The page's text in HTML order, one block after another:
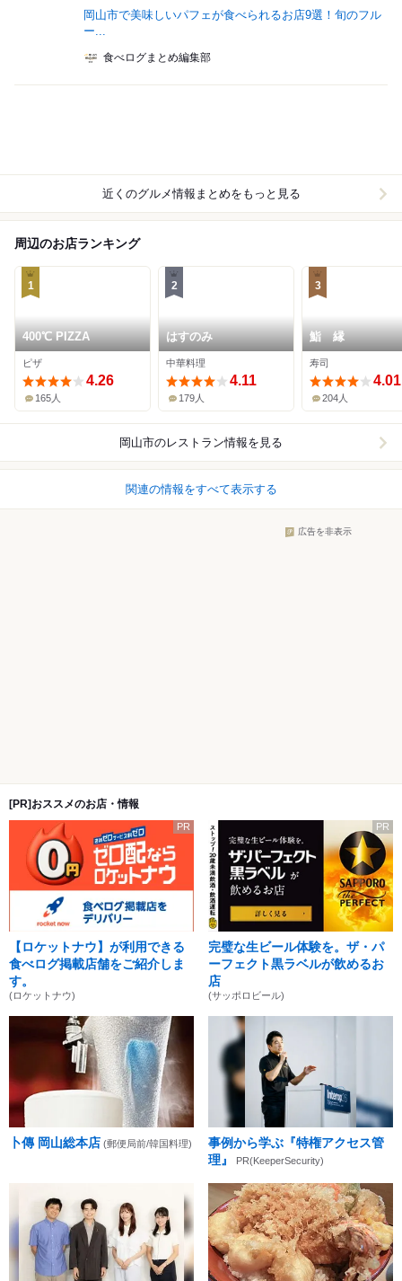
岡山市で美味しいパフェが食べられるお店9選！旬のフル
ー...
食べログまとめ編集部
近くのグルメ情報まとめをもっと見る
周辺のお店ランキング
1
400℃ PIZZA
ピザ
4.26
165人
2
はすのみ
中華料理
4.11
179人
3
鮨 縁
寿司
4.01
204人
岡山市のレストラン情報を見る
関連の情報をすべて表示する
広告を非表示
[PR]おススメのお店・情報
PR
【ロケットナウ】が利用できる
食べログ掲載店舗をご紹介しま
す。
(ロケットナウ)
PR
完璧な生ビール体験を。ザ・パ
ーフェクト黒ラベルが飲めるお
店
(サッポロビール)
卜傳 岡山総本店 (郵便局前/韓国料理)
事例から学ぶ『特権アクセス管
理』
PR(KeeperSecurity)